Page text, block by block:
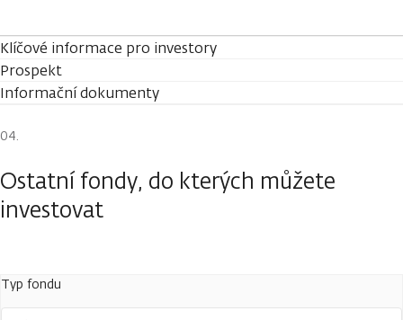
Klíčové informace pro investory
Prospekt
Informační dokumenty
Ostatní fondy, do kterých můžete
investovat
Typ fondu